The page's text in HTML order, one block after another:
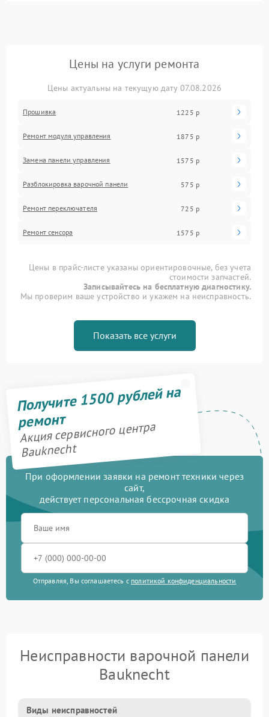
Цены на услуги ремонта
Цены актуальны на текущую дату 07.08.2026
Прошивка 1225 р
Ремонт модуля управления 1875 р
Замена панели управления 1575 р
Разблокировка варочной панели 575 р
Ремонт переключателя 725 р
Ремонт сенсора 1575 р
Цены в прайс-листе указаны ориентировочные, без учета
стоимости запчастей.
Записывайтесь на бесплатную диагностику.
Мы проверим ваше устройство и укажем на неисправность.
Показать все услуги
Получите 1500 рублей на
ремонт
Акция сервисного центра
Bauknecht
При оформлении заявки на ремонт техники через
сайт,
действует персональная бессрочная скидка
Отправляя, Вы соглашаетесь с политикой конфиденциальности
Неисправности варочной панели
Bauknecht
Виды неисправностей